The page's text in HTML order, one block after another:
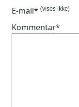
E-mail* (vises ikke)
Kommentar*